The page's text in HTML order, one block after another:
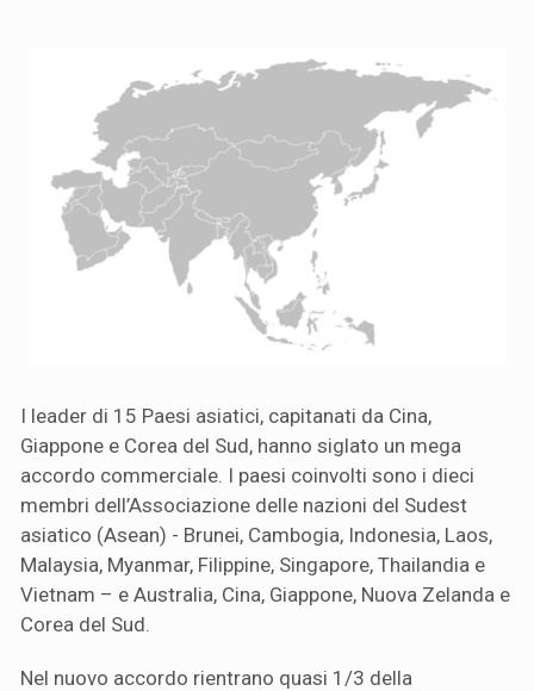
I leader di 15 Paesi asiatici, capitanati da Cina,
Giappone e Corea del Sud, hanno siglato un mega
accordo commerciale. I paesi coinvolti sono i dieci
membri dell’Associazione delle nazioni del Sudest
asiatico (Asean) - Brunei, Cambogia, Indonesia, Laos,
Malaysia, Myanmar, Filippine, Singapore, Thailandia e
Vietnam – e Australia, Cina, Giappone, Nuova Zelanda e
Corea del Sud.
Nel nuovo accordo rientrano quasi 1/3 della